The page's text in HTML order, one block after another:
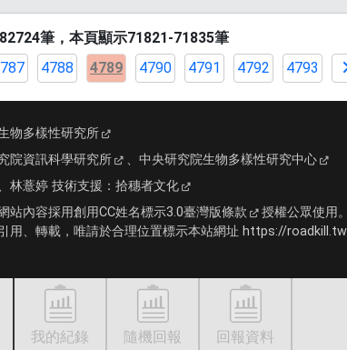
筆，本頁顯示71821-71835筆
4788 4789 4790 4791 4792 4793
我的紀錄 隨機回報 回報資料
物多樣性研究所
院資訊科學研究所 、 中央研究院生物多樣性研究中心
林薏婷 技術支援： 拾穗者文化
站內容採用創用CC姓名標示3.0臺灣版條款
授權公眾使用
用、轉載，唯請於合理位置標示本站網址 https://roadkill.tw